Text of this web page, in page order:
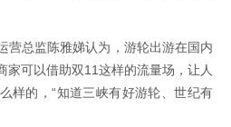
营总监陈雅娣认为，游轮出游在国内
家可以借助双11这样的流量场，让人
样的，“知道三峡有好游轮、世纪有